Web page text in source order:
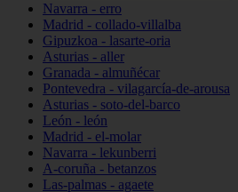
Navarra - erro
Madrid - collado-villalba
Gipuzkoa - lasarte-oria
Asturias - aller
Granada - almuñécar
Pontevedra - vilagarcía-de-arousa
Asturias - soto-del-barco
León - león
Madrid - el-molar
Navarra - lekunberri
A-coruña - betanzos
Las-palmas - agaete